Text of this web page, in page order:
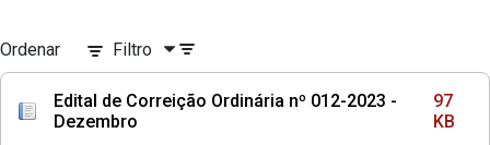
Ordenar Filtro
Edital de Correição Ordinária nº 012-2023 -
Dezembro
97
KB